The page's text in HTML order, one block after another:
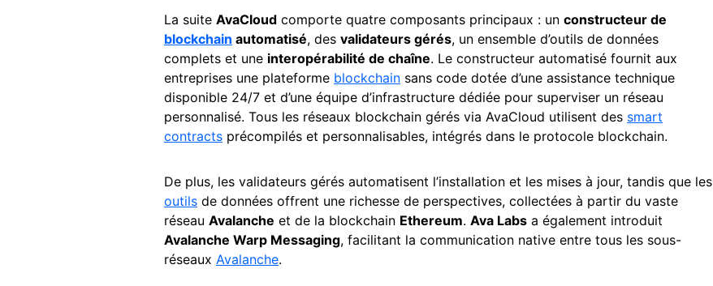
La suite AvaCloud comporte quatre composants principaux : un constructeur de
blockchain automatisé, des validateurs gérés, un ensemble d’outils de données
complets et une interopérabilité de chaîne. Le constructeur automatisé fournit aux
entreprises une plateforme blockchain sans code dotée d’une assistance technique
disponible 24/7 et d’une équipe d’infrastructure dédiée pour superviser un réseau
personnalisé. Tous les réseaux blockchain gérés via AvaCloud utilisent des smart
contracts précompilés et personnalisables, intégrés dans le protocole blockchain.
De plus, les validateurs gérés automatisent l’installation et les mises à jour, tandis que les
outils de données offrent une richesse de perspectives, collectées à partir du vaste
réseau Avalanche et de la blockchain Ethereum. Ava Labs a également introduit
Avalanche Warp Messaging, facilitant la communication native entre tous les sous-
réseaux Avalanche.